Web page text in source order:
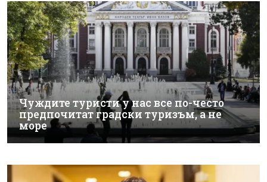
Чуждите туристи у нас все по-често
предпочитат градски туризъм, а не
море